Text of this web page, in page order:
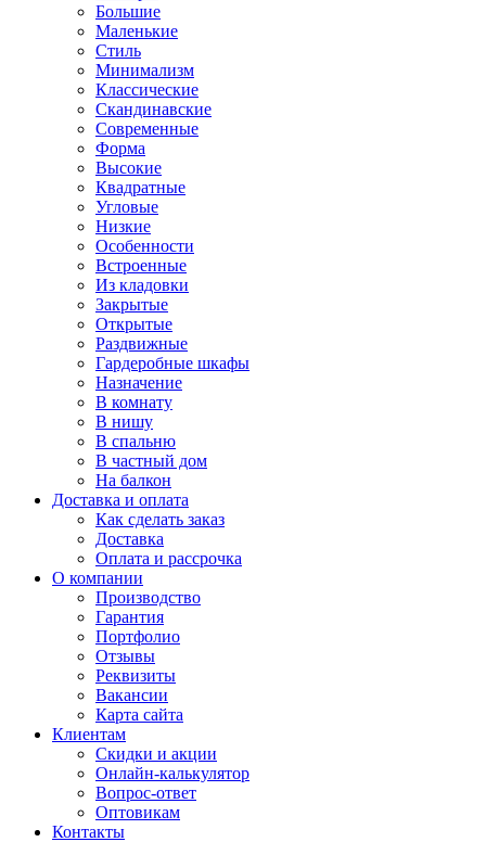
Большие
Маленькие
Стиль
Минимализм
Классические
Скандинавские
Современные
Форма
Высокие
Квадратные
Угловые
Низкие
Особенности
Встроенные
Из кладовки
Закрытые
Открытые
Раздвижные
Гардеробные шкафы
Назначение
В комнату
В нишу
В спальню
В частный дом
На балкон
Доставка и оплата
Как сделать заказ
Доставка
Оплата и рассрочка
О компании
Производство
Гарантия
Портфолио
Отзывы
Реквизиты
Вакансии
Карта сайта
Клиентам
Скидки и акции
Онлайн-калькулятор
Вопрос-ответ
Оптовикам
Контакты